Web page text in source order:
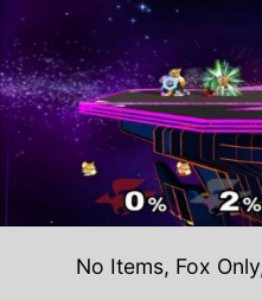
No Items, Fox